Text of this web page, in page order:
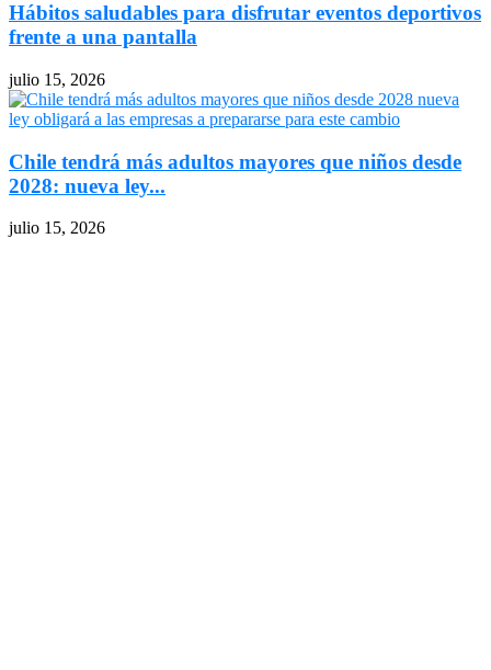
Hábitos saludables para disfrutar eventos deportivos
frente a una pantalla
julio 15, 2026
Chile tendrá más adultos mayores que niños desde
2028: nueva ley...
julio 15, 2026